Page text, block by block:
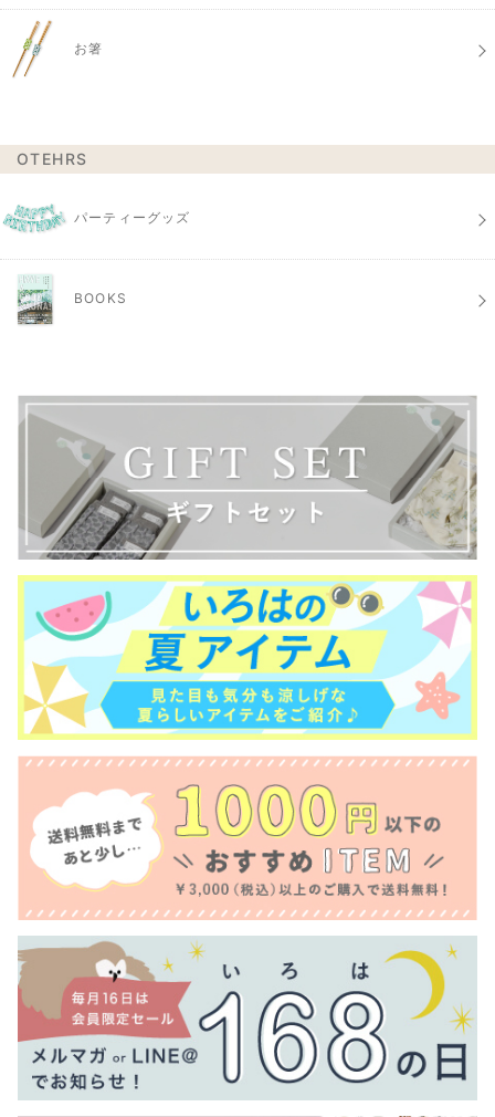
お箸
OTEHRS
パーティーグッズ
BOOKS